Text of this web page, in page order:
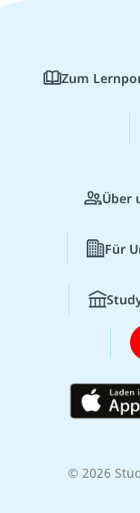
Zum
Über
Für
© 2026